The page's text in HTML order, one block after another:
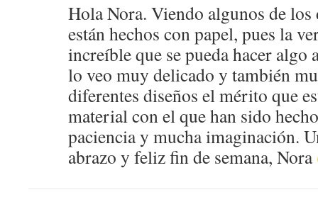
Hola Nora. Viendo algunos de los
están hechos con papel, pues la
increíble que se pueda hacer algo
lo veo muy delicado y también
diferentes diseños el mérito que
material con el que han sido
paciencia y mucha imaginación.
abrazo y feliz fin de semana, Nora